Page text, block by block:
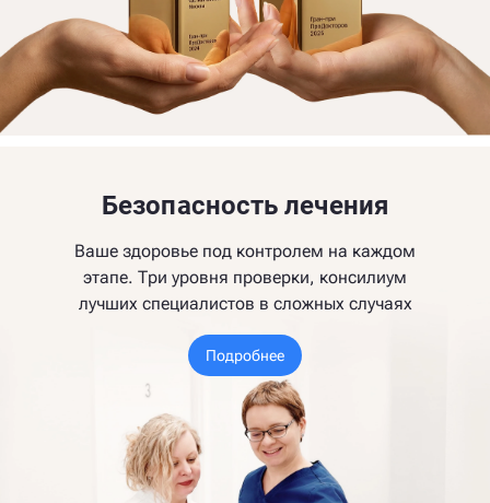
Безопасность лечения
Ваше здоровье под контролем на каждом
этапе. Три уровня проверки, консилиум
лучших специалистов в сложных случаях
Подробнее